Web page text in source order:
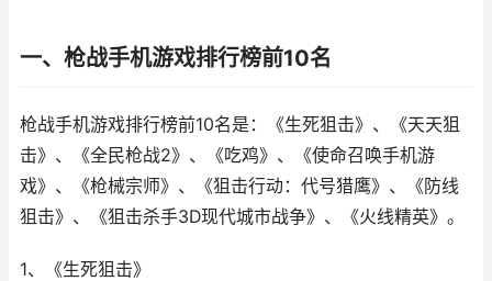
一、枪战手机游戏排行榜前10名
枪战手机游戏排行榜前10名是：《生死狙击》、《天天狙
击》、《全民枪战2》、《吃鸡》、《使命召唤手机游
戏》、《枪械宗师》、《狙击行动：代号猎鹰》、《防线
狙击》、《狙击杀手3D现代城市战争》、《火线精英》。
1、《生死狙击》